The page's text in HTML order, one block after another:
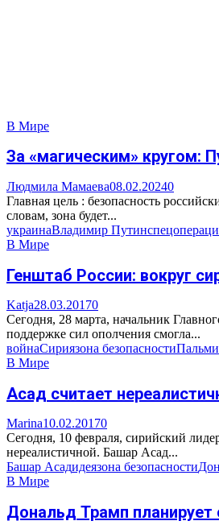
В Мире
За «магическим» кругом:
Людмила Мамаева08.02.20240
Главная цель : безопасность
словам, зона будет...
украинаВладимир Путин
В Мире
Генштаб России: вокруг
Katja28.03.20170
Сегодня, 28 марта, начальник
поддержке сил ополчения смогла...
войнаСириязона безопасности
В Мире
Асад считает
Marina10.02.20170
Сегодня, 10 февраля, сирийский
нереалистичной. Башар Асад...
Башар Асадидеязона безопасности
В Мире
Дональд Трамп планирует